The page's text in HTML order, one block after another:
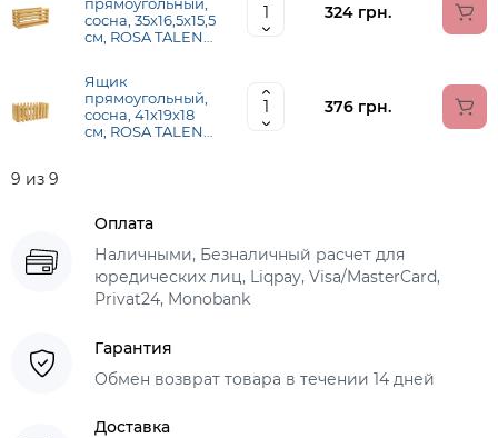
сосна, 35х16,5х15,5
см, ROSA TALENT
324 грн.
Ящик
прямоугольный,
сосна, 41х19х18
см, ROSA TALENT
376 грн.
9 из 9
Оплата
Наличными, Безналичный расчет для
юредических лиц, Liqpay, Visa/MasterCard,
Privat24, Monobank
Гарантия
Обмен возврат товара в течении 14 дней
Доставка